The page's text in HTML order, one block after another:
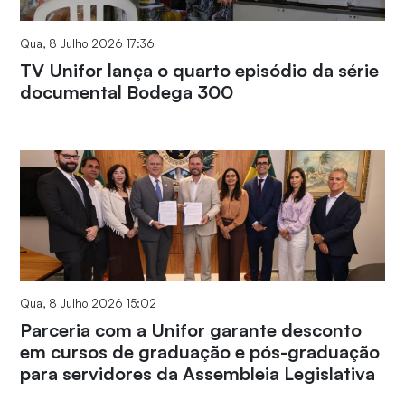
Qua, 8 Julho 2026 17:36
TV Unifor lança o quarto episódio da série
documental Bodega 300
Qua, 8 Julho 2026 15:02
Parceria com a Unifor garante desconto
em cursos de graduação e pós-graduação
para servidores da Assembleia Legislativa